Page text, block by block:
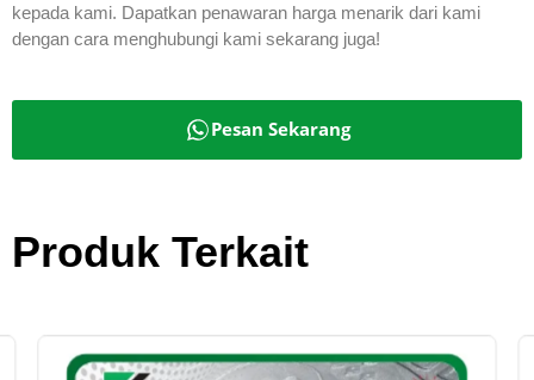
kepada kami. Dapatkan penawaran harga menarik dari kami
dengan cara menghubungi kami sekarang juga!
Pesan Sekarang
Produk Terkait